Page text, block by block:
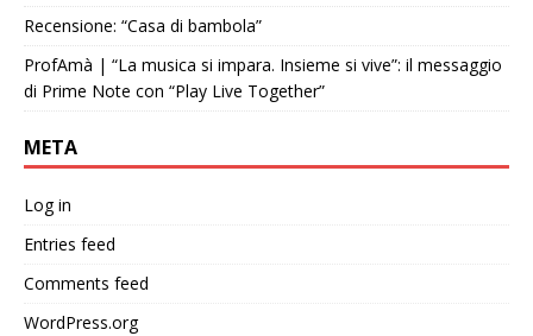
Recensione: “Casa di bambola”
ProfAmà | “La musica si impara. Insieme si vive”: il messaggio
di Prime Note con “Play Live Together”
META
Log in
Entries feed
Comments feed
WordPress.org